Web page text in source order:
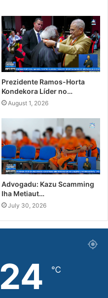
Prezidente Ramos-Horta
Kondekora Líder no…
August 1, 2026
Advogadu: Kazu Scamming
Iha Metiaut…
July 30, 2026
24 ℃